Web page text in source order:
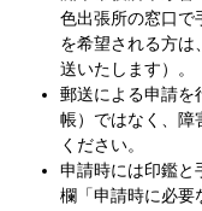
色出張所の窓口で
を希望される方は
送いたします）。
郵送による申請を
帳）ではなく、障
ください。
申請時には印鑑と
欄「申請時に必要